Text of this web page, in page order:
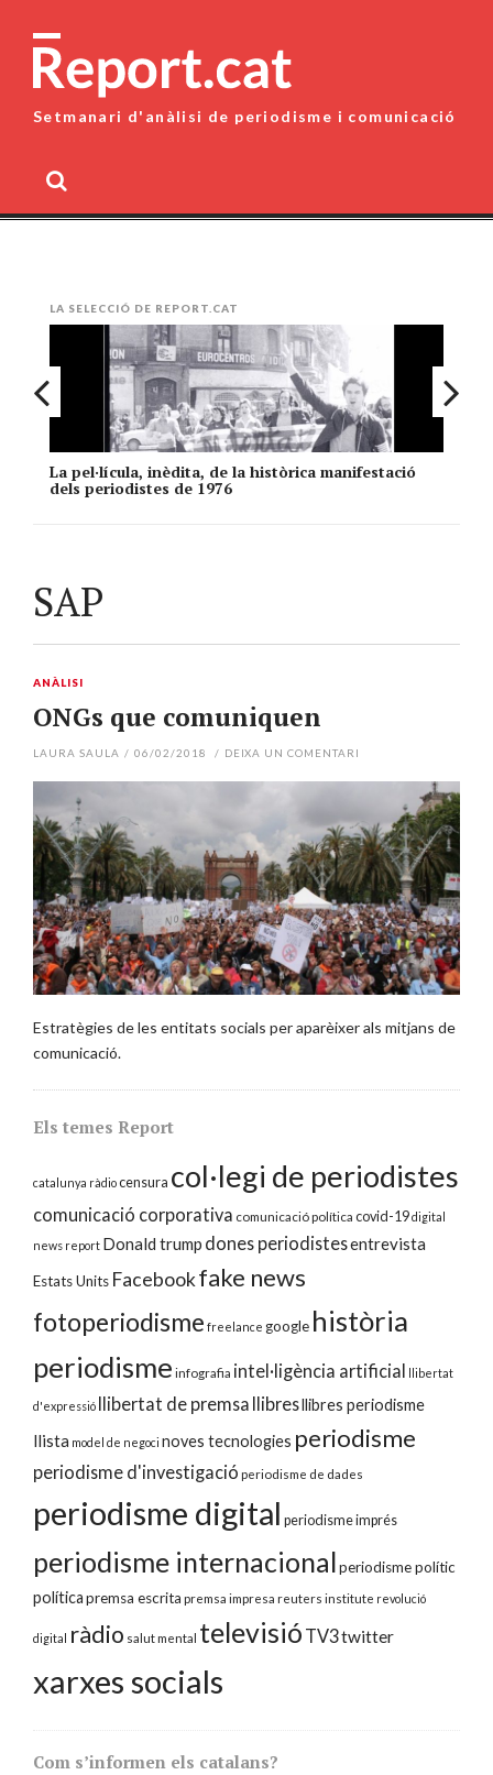
content
Setmanari d'anàlisi de periodisme i comunicació
LA SELECCIÓ DE REPORT.CAT
La pel·lícula, inèdita, de la històrica manifestació
dels periodistes de 1976
SAP
ANÀLISI
ONGs que comuniquen
LAURA SAULA / 06/02/2018 / DEIXA UN COMENTARI
Estratègies de les entitats socials per aparèixer als mitjans de
comunicació.
Els temes Report
catalunya ràdiocensura col·legi de periodistes
comunicació corporativa comunicació política covid-19digital
news report Donald trump dones periodistesentrevista
Estats Units Facebookfake news
fotoperiodisme freelance google història
periodisme infografia intel·ligència artificial llibertat
d'expressió llibertat de premsa llibresllibres periodisme
llista model de negoci noves tecnologies periodisme
periodisme d'investigació periodisme de dades
periodisme digital periodisme imprés
periodisme internacionalperiodisme polític
políticapremsa escrita premsa impresa reuters institute revolució
digital ràdio salut mental televisió TV3twitter
xarxes socials
Com s’informen els catalans?